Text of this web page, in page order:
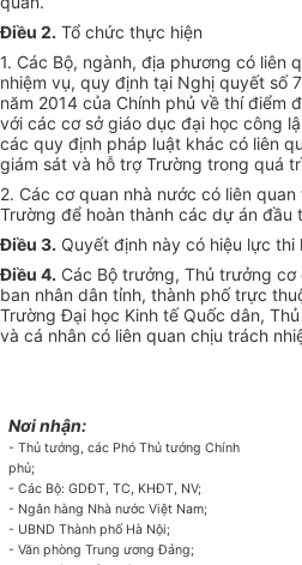
Điều 2. Tổ chức thực hiện
1. Các Bộ, ngành, địa phương có liên
nhiệm vụ, quy định tại Nghị quyết số
năm 2014 của Chính phủ về thí điểm
với các cơ sở giáo dục đại học công
các quy định pháp luật khác có liên
giám sát và hỗ trợ Trường trong quá
2. Các cơ quan nhà nước có liên
Trường để hoàn thành các dự án đầu
Điều 3. Quyết định này có hiệu lực
Điều 4. Các Bộ trưởng, Thủ trưởng
ban nhân dân tỉnh, thành phố trực
Trường Đại học Kinh tế Quốc dân,
và cá nhân có liên quan chịu trách
Nơi nhận:
- Thủ tướng, các Phó Thủ tướng Chính
phủ;
- Các Bộ: GDĐT, TC, KHĐT, NV;
- Ngân hàng Nhà nước Việt Nam;
- UBND Thành phố Hà Nội;
- Văn phòng Trung ương Đảng;